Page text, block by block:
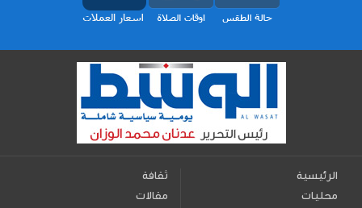
الرئيسية
محليات
ثقافة
مقالات